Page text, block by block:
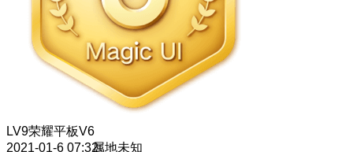
LV9荣耀平板V6
2021-01-6 07:32属地未知